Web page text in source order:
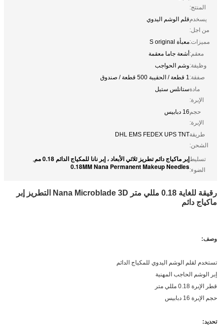
المنتج:
يسخدم
من اجل:
قلم الوشم اليدوي
مميزات:معبأة S original
معقم:أشعة جاما معقمة
وظيفة:وشم الحواجب
صفقة:1 قطعة / الحقيبة 500 قطعة / صندوق
مادة
الإبرة:
ستانلس ستيل
حجم
الإبرة:
16 دبابيس
طريقة
الشحن:
DHL EMS FEDEX UPS TNT
تسليط
الضوء:
إبر ماكياج دائم تطريز ثلاثي الأبعاد ، إبر نانا للمكياج الدائم 0.18 مم ,
0.18MM Nana Permanent Makeup Needles
رقيقة للغاية 0.18 مللي متر Nana Microblade 3D التطريز إبر
ماكياج دائم
وصف:
تستخدم لقلم الوشم اليدوي للمكياج الدائم
إبر الوشم الحاجب المهنية
قطر الإبرة 0.18 مللي متر
حجم الإبرة 16 دبابيس
تحديد: